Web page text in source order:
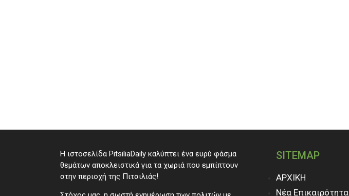
Η ιστοσελίδα PitsiliaDaily καλύπτει ένα ευρύ φάσμα
θεμάτων αποκλειστικά για τα χωριά που εμπίπτουν
στην περιοχή της Πιτσιλιάς!
SITEMAP
ΑΡΧΙΚΗ
Νέα Επικαιρότητα